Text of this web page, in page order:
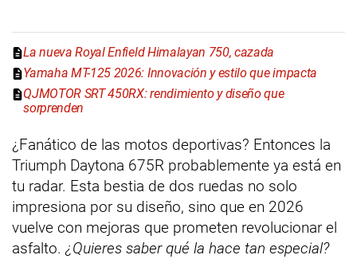
La nueva Royal Enfield Himalayan 750, cazada
Yamaha MT-125 2026: Innovación y estilo que impacta
QJMOTOR SRT 450RX: rendimiento y diseño que
sorprenden
¿Fanático de las motos deportivas? Entonces la
Triumph Daytona 675R probablemente ya está en
tu radar. Esta bestia de dos ruedas no solo
impresiona por su diseño, sino que en 2026
vuelve con mejoras que prometen revolucionar el
asfalto. ¿Quieres saber qué la hace tan especial?